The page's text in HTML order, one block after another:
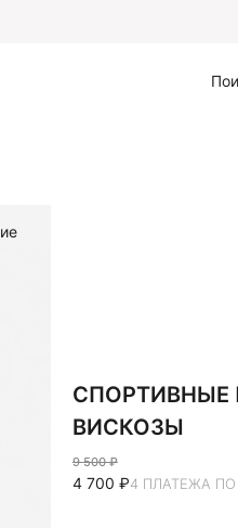
СПОРТИВНЫЕ
ВИСКОЗЫ
9 500 ₽
4 700 ₽4 ПЛАТЕЖА ПО